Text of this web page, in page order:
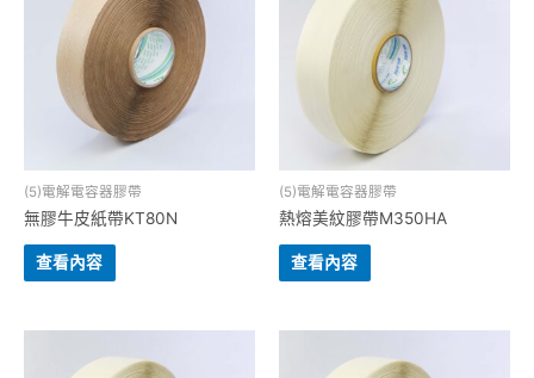
(5)電解電容器膠帶
無膠牛皮紙帶KT80N
查看內容
(5)電解電容器膠帶
熱熔美紋膠帶M350HA
查看內容